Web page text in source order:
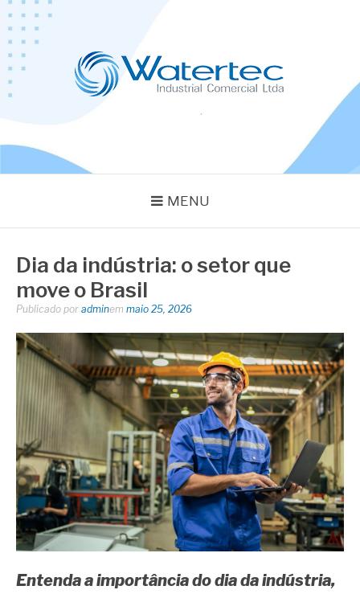
Pular
para
conteúdo
MENU
Dia da indústria: o setor que
move o Brasil
Publicado por adminem maio 25, 2026
Entenda a importância do dia da indústria,